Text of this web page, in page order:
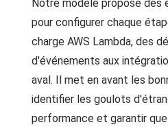
Notre modèle propose des
pour configurer chaque
charge AWS Lambda, des
d'événements aux
aval. Il met en avant les
identifier les goulots
performance et garantir